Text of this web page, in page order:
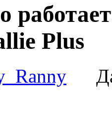
Plus